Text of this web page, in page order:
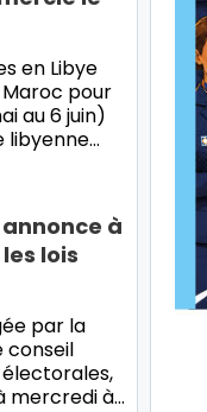
en Libye
pour
au 6 juin)
libyenne…
annonce à
lois
par la
conseil
mercredi à…